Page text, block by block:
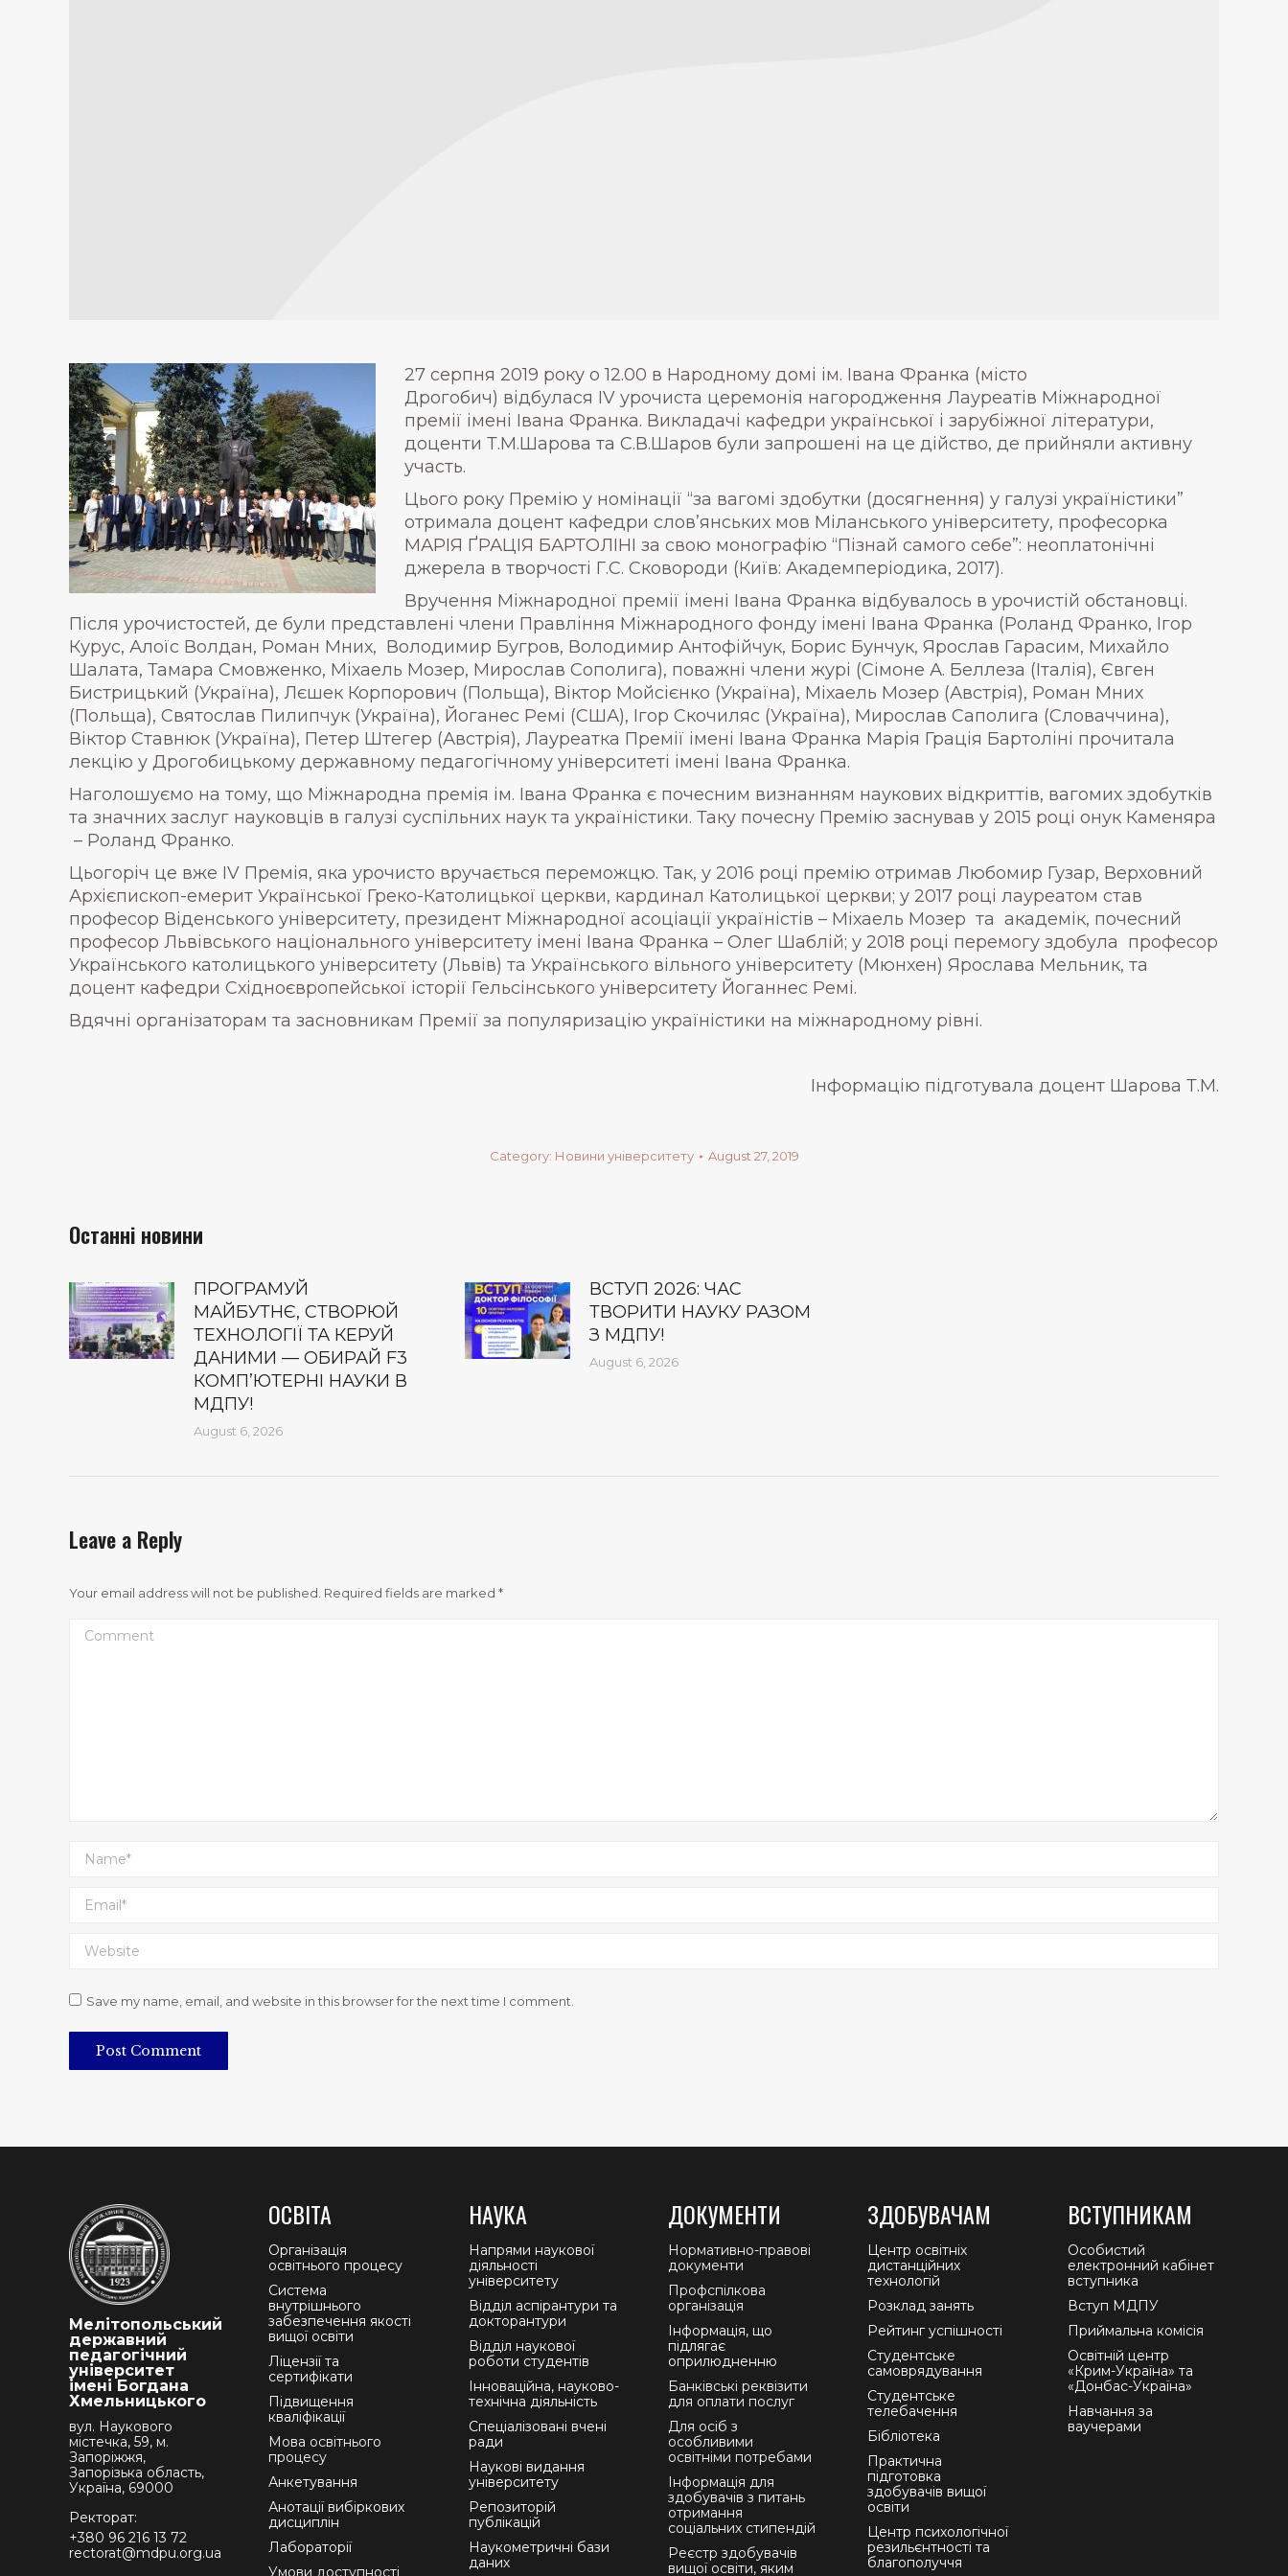
27 серпня 2019 року о 12.00 в Народному домі ім. Івана Франка (місто
Дрогобич) відбулася ІV урочиста церемонія нагородження Лауреатів Міжнародної
премії імені Івана Франка. Викладачі кафедри української і зарубіжної літератури,
доценти Т.М.Шарова та С.В.Шаров були запрошені на це дійство, де прийняли активну
участь.
Цього року Премію у номінації “за вагомі здобутки (досягнення) у галузі україністики”
отримала доцент кафедри слов’янських мов Міланського університету, професорка
МАРІЯ ҐРАЦІЯ БАРТОЛІНІ за свою монографію “Пізнай самого себе”: неоплатонічні
джерела в творчості Г.С. Сковороди (Київ: Академперіодика, 2017).
Вручення Міжнародної премії імені Івана Франка відбувалось в урочистій обстановці.
Після урочистостей, де були представлені члени Правління Міжнародного фонду імені Івана Франка (Роланд Франко, Ігор
Курус, Алоїс Волдан, Роман Мних, Володимир Бугров, Володимир Антофійчук, Борис Бунчук, Ярослав Гарасим, Михайло
Шалата, Тамара Смовженко, Міхаель Мозер, Мирослав Сополига), поважні члени журі (Сімоне А. Беллеза (Італія), Євген
Бистрицький (Україна), Лєшек Корпорович (Польща), Віктор Мойсієнко (Україна), Міхаель Мозер (Австрія), Роман Мних
(Польща), Святослав Пилипчук (Україна), Йоганес Ремі (США), Ігор Скочиляс (Україна), Мирослав Саполига (Словаччина),
Віктор Ставнюк (Україна), Петер Штегер (Австрія), Лауреатка Премії імені Івана Франка Марія Грація Бартоліні прочитала
лекцію у Дрогобицькому державному педагогічному університеті імені Івана Франка.
Наголошуємо на тому, що Міжнародна премія ім. Івана Франка є почесним визнанням наукових відкриттів, вагомих здобутків
та значних заслуг науковців в галузі суспільних наук та україністики. Таку почесну Премію заснував у 2015 році онук Каменяра
– Роланд Франко.
Цьогоріч це вже IV Премія, яка урочисто вручається переможцю. Так, у 2016 році премію отримав Любомир Гузар, Верховний
Архієпископ-емерит Української Греко-Католицької церкви, кардинал Католицької церкви; у 2017 році лауреатом став
професор Віденського університету, президент Міжнародної асоціації україністів – Міхаель Мозер та академік, почесний
професор Львівського національного університету імені Івана Франка – Олег Шаблій; у 2018 році перемогу здобула професор
Українського католицького університету (Львів) та Українського вільного університету (Мюнхен) Ярослава Мельник, та
доцент кафедри Східноєвропейської історії Гельсінського університету Йоганнес Ремі.
Вдячні організаторам та засновникам Премії за популяризацію україністики на міжнародному рівні.
Інформацію підготувала доцент Шарова Т.М.
Category: Новини університету August 27, 2019
Останні новини
ПРОГРАМУЙ
МАЙБУТНЄ, СТВОРЮЙ
ТЕХНОЛОГІЇ ТА КЕРУЙ
ДАНИМИ — ОБИРАЙ F3
КОМП’ЮТЕРНІ НАУКИ В
МДПУ!
August 6, 2026
ВСТУП 2026: ЧАС
ТВОРИТИ НАУКУ РАЗОМ
З МДПУ!
August 6, 2026
Leave a Reply
Your email address will not be published. Required fields are marked *
Comment
Name *
Email *
Website
Save my name, email, and website in this browser for the next time I comment.
Post Comment
Мелітопольський
державний
педагогічний
університет
імені Богдана
Хмельницького
вул. Наукового
містечка, 59, м.
Запоріжжя,
Запорізька область,
Україна, 69000
Ректорат:
+380 96 216 13 72
rectorat@mdpu.org.ua
ОСВІТА
Організація
освітнього процесу
Система
внутрішнього
забезпечення якості
вищої освіти
Ліцензії та
сертифікати
Підвищення
кваліфікації
Мова освітнього
процесу
Анкетування
Анотації вибіркових
дисциплін
Лабораторії
Умови доступності
НАУКА
Напрями наукової
діяльності
університету
Відділ аспірантури та
докторантури
Відділ наукової
роботи студентів
Інноваційна, науково-
технічна діяльність
Спеціалізовані вчені
ради
Наукові видання
університету
Репозиторій
публікацій
Наукометричні бази
даних
ДОКУМЕНТИ
Нормативно-правові
документи
Профспілкова
організація
Інформація, що
підлягає
оприлюдненню
Банківські реквізити
для оплати послуг
Для осіб з
особливими
освітніми потребами
Інформація для
здобувачів з питань
отримання
соціальних стипендій
Реєстр здобувачів
вищої освіти, яким
ЗДОБУВАЧАМ
Центр освітніх
дистанційних
технологій
Розклад занять
Рейтинг успішності
Студентське
самоврядування
Студентське
телебачення
Бібліотека
Практична
підготовка
здобувачів вищої
освіти
Центр психологічної
резильєнтності та
благополуччя
ВСТУПНИКАМ
Особистий
електронний кабінет
вступника
Вступ МДПУ
Приймальна комісія
Освітній центр
«Крим-Україна» та
«Донбас-Україна»
Навчання за
ваучерами